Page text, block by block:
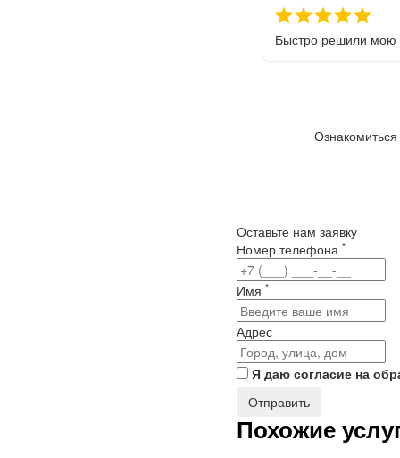
Быстро решили мою
Оставьте нам заявку
Номер телефона *
Имя *
Адрес
Я даю согласие на
Похожие